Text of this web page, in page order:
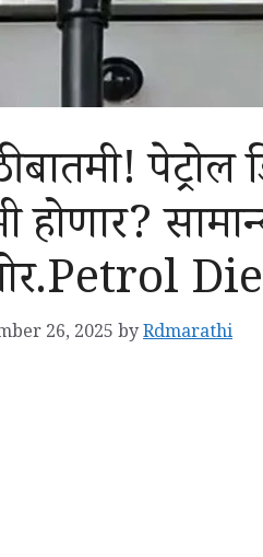
बातमी!
होणार?
26, 2025 byRdmarathi